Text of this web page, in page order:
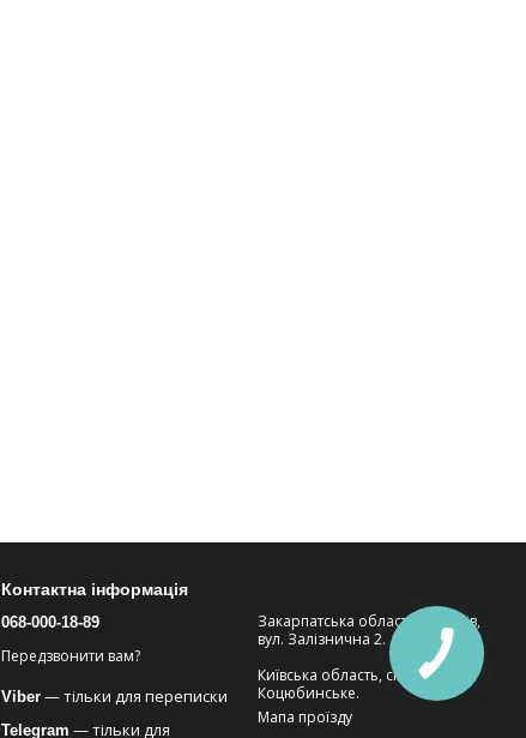
Контактна інформація
068-000-18-89
Передзвонити вам?
Viber — тільки для переписки
Telegram — тільки для
Закарпатська область, м. Тячів,
вул. Залізнична 2.
Київська область, смт.
Коцюбинське.
Мапа проїзду